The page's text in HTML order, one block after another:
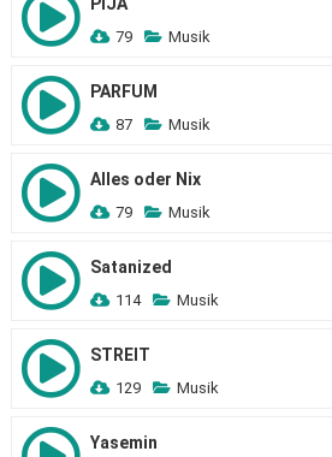
79 Musik
PARFUM
87 Musik
Alles oder Nix
79 Musik
Satanized
114 Musik
STREIT
129 Musik
Yasemin